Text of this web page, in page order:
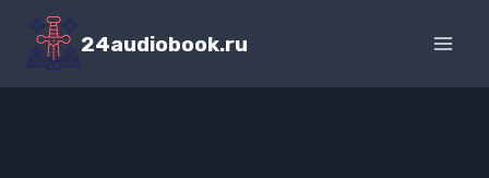
Перейти
содержимому
24audiobook.ru